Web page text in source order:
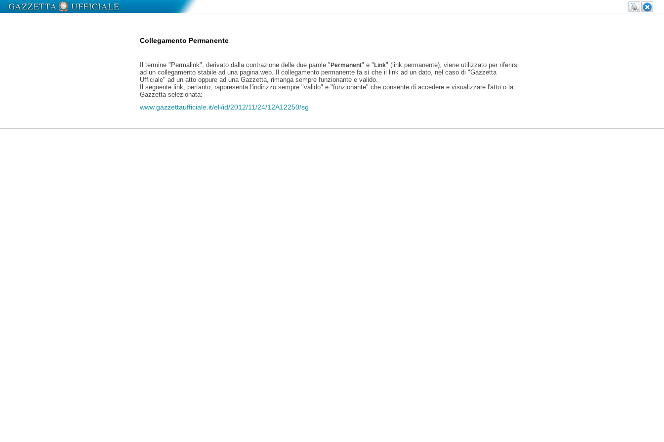
Collegamento Permanente
Il termine "Permalink", derivato dalla contrazione delle due parole "Permanent" e "Link" (link permanente), viene utilizzato per riferirsi
ad un collegamento stabile ad una pagina web. Il collegamento permanente fa sì che il link ad un dato, nel caso di "Gazzetta
Ufficiale" ad un atto oppure ad una Gazzetta, rimanga sempre funzionante e valido.
Il seguente link, pertanto, rappresenta l'indirizzo sempre "valido" e "funzionante" che consente di accedere e visualizzare l'atto o la
Gazzetta selezionata:
www.gazzettaufficiale.it/eli/id/2012/11/24/12A12250/sg